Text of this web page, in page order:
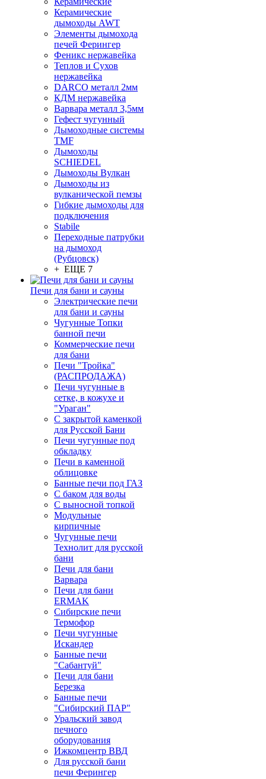
Керамические
дымоходы AWT
Элементы дымохода
печей Ферингер
Феникс нержавейка
Теплов и Сухов
нержавейка
DARCO металл 2мм
КДМ нержавейка
Варвара металл 3,5мм
Гефест чугунный
Дымоходные системы
TMF
Дымоходы
SCHIEDEL
Дымоходы Вулкан
Дымоходы из
вулканической пемзы
Гибкие дымоходы для
подключения
Stabile
Переходные патрубки
на дымоход
(Рубцовск)
+ ЕЩЕ 7
Печи для бани и сауны
Электрические печи
для бани и сауны
Чугунные Топки
банной печи
Коммерческие печи
для бани
Печи "Тройка"
(РАСПРОДАЖА)
Печи чугунные в
сетке, в кожухе и
"Ураган"
С закрытой каменкой
для Русской Бани
Печи чугунные под
обкладку
Печи в каменной
облицовке
Банные печи под ГАЗ
С баком для воды
С выносной топкой
Модульные
кирпичные
Чугунные печи
Технолит для русской
бани
Печи для бани
Варвара
Печи для бани
ERMAK
Сибирские печи
Термофор
Печи чугунные
Искандер
Банные печи
"Сабантуй"
Печи для бани
Березка
Банные печи
"Сибирский ПАР"
Уральский завод
печного
оборудования
Ижкомцентр ВВД
Для русской бани
печи Ферингер